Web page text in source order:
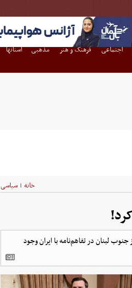
اجتماعی فرهنگ و هنر مذهبی استانها
خانه | سیاسی
لبنان در تفاهم‌نامه با ایران وجود